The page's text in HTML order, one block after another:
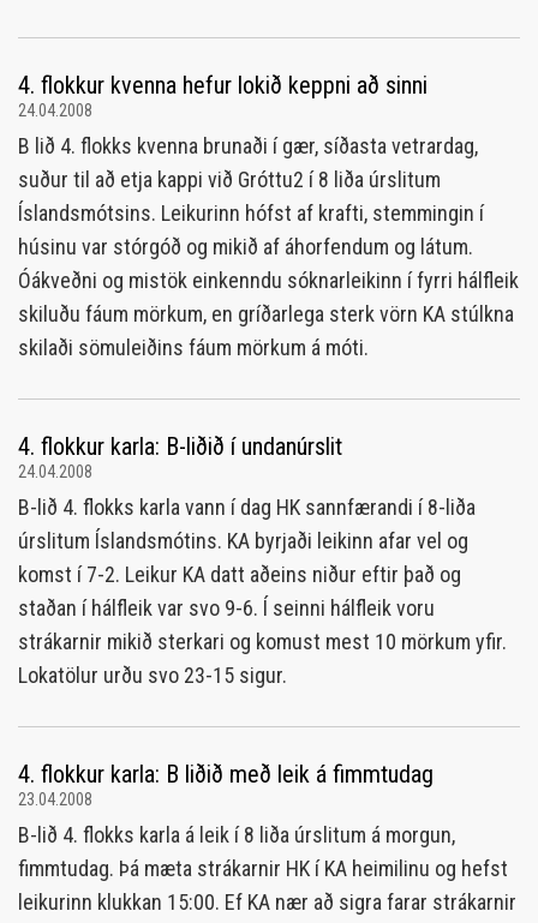
4. flokkur kvenna hefur lokið keppni að sinni
24.04.2008
B lið 4. flokks kvenna brunaði í gær, síðasta vetrardag,
suður til að etja kappi við Gróttu2 í 8 liða úrslitum
Íslandsmótsins. Leikurinn hófst af krafti, stemmingin í
húsinu var stórgóð og mikið af áhorfendum og látum.
Óákveðni og mistök einkenndu sóknarleikinn í fyrri hálfleik
skiluðu fáum mörkum, en gríðarlega sterk vörn KA stúlkna
skilaði sömuleiðins fáum mörkum á móti.
4. flokkur karla: B-liðið í undanúrslit
24.04.2008
B-lið 4. flokks karla vann í dag HK sannfærandi í 8-liða
úrslitum Íslandsmótins. KA byrjaði leikinn afar vel og
komst í 7-2. Leikur KA datt aðeins niður eftir það og
staðan í hálfleik var svo 9-6. Í seinni hálfleik voru
strákarnir mikið sterkari og komust mest 10 mörkum yfir.
Lokatölur urðu svo 23-15 sigur.
4. flokkur karla: B liðið með leik á fimmtudag
23.04.2008
B-lið 4. flokks karla á leik í 8 liða úrslitum á morgun,
fimmtudag. Þá mæta strákarnir HK í KA heimilinu og hefst
leikurinn klukkan 15:00. Ef KA nær að sigra farar strákarnir